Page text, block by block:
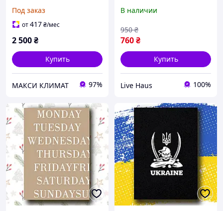
Под заказ
от417₴/мес
2 500₴
Купить
МАКСИ КЛИМАТ 97%
мотивационный деловой
208стр (J24)
В наличии
760₴
950 ₴
Купить
Live Haus 100%